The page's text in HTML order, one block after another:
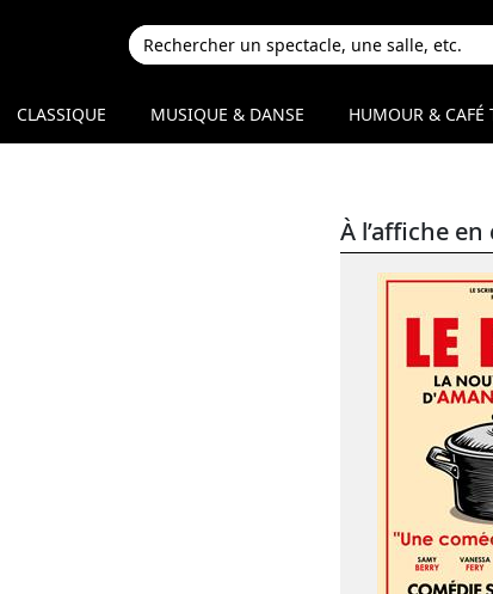
CLASSIQUE MUSIQUE & DANSE HUMOUR & CAFÉ
À l’affiche